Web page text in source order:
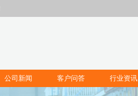
公司新闻 客户问答 行业资讯